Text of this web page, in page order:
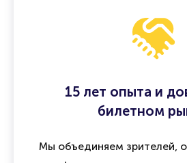
15 лет опыта и
билетном
Мы объединяем зрителей,